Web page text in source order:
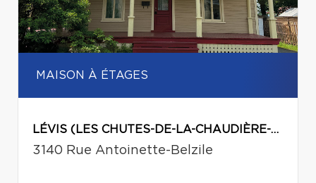
MAISON À ÉTAGES
LÉVIS (LES CHUTES-DE-LA-CHAUDIÈRE-EST)
3140 Rue Antoinette-Belzile